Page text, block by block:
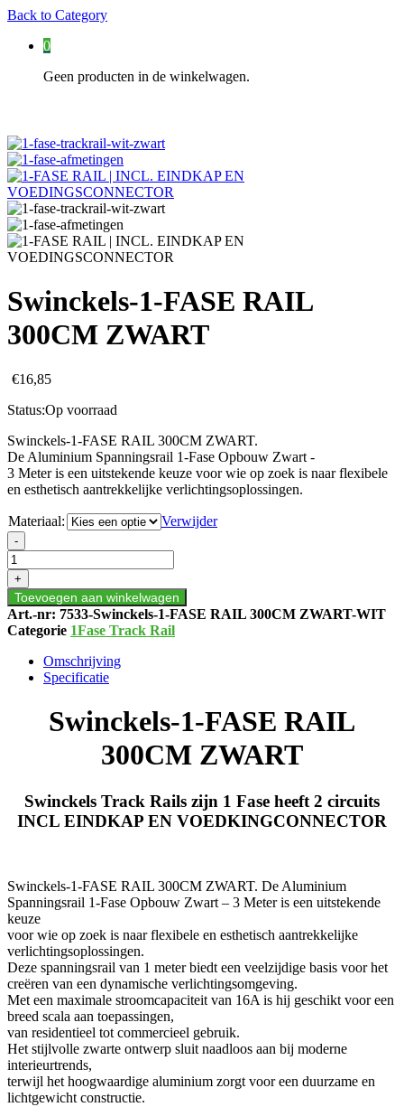
Back to Category
0
Geen producten in de winkelwagen.
Swinckels-1-FASE RAIL
300CM ZWART
€16,85
Status:Op voorraad
Swinckels-1-FASE RAIL 300CM ZWART.
De Aluminium Spanningsrail 1-Fase Opbouw Zwart -
3 Meter is een uitstekende keuze voor wie op zoek is naar flexibele
en esthetisch aantrekkelijke verlichtingsoplossingen.
Materiaal:
Verwijder
Swinckels-
1-
FASE
RAIL
300CM
ZWART
aantal
-
+
Toevoegen aan winkelwagen
Art.-nr: 7533-Swinckels-1-FASE RAIL 300CM ZWART-WIT
Categorie 1Fase Track Rail
Omschrijving
Specificatie
Swinckels-1-FASE RAIL
300CM ZWART
Swinckels Track Rails zijn 1 Fase heeft 2 circuits
INCL EINDKAP EN VOEDKINGCONNECTOR
Swinckels-1-FASE RAIL 300CM ZWART. De Aluminium
Spanningsrail 1-Fase Opbouw Zwart – 3 Meter is een uitstekende
keuze
voor wie op zoek is naar flexibele en esthetisch aantrekkelijke
verlichtingsoplossingen.
Deze spanningsrail van 1 meter biedt een veelzijdige basis voor het
creëren van een dynamische verlichtingsomgeving.
Met een maximale stroomcapaciteit van 16A is hij geschikt voor een
breed scala aan toepassingen,
van residentieel tot commercieel gebruik.
Het stijlvolle zwarte ontwerp sluit naadloos aan bij moderne
interieurtrends,
terwijl het hoogwaardige aluminium zorgt voor een duurzame en
lichtgewicht constructie.